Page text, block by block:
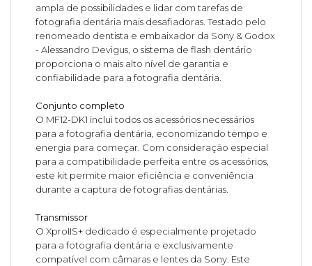
ampla de possibilidades e lidar com tarefas de
fotografia dentária mais desafiadoras. Testado pelo
renomeado dentista e embaixador da Sony & Godox
- Alessandro Devigus, o sistema de flash dentário
proporciona o mais alto nível de garantia e
confiabilidade para a fotografia dentária.
Conjunto completo
O MF12-DK1 inclui todos os acessórios necessários
para a fotografia dentária, economizando tempo e
energia para começar. Com consideração especial
para a compatibilidade perfeita entre os acessórios,
este kit permite maior eficiência e conveniência
durante a captura de fotografias dentárias.
Transmissor
O XproIIS+ dedicado é especialmente projetado
para a fotografia dentária e exclusivamente
compatível com câmaras e lentes da Sony. Este